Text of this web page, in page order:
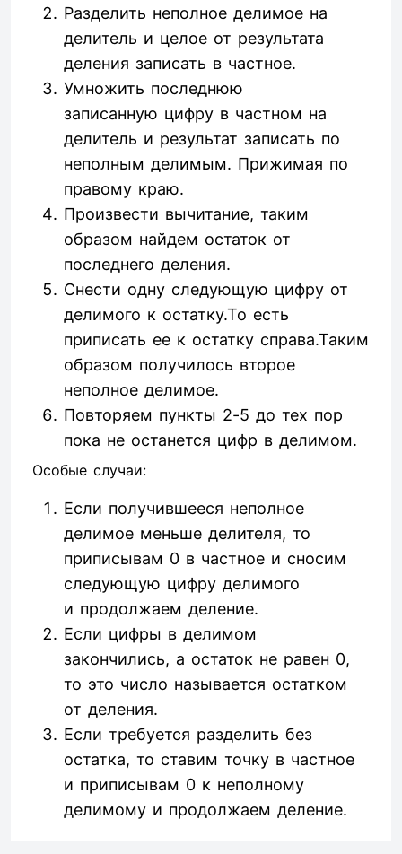
Разделить неполное делимое на
делитель и целое от результата
деления записать в частное.
Умножить последнюю
записанную цифру в частном на
делитель и результат записать по
неполным делимым. Прижимая по
правому краю.
Произвести вычитание, таким
образом найдем остаток от
последнего деления.
Снести одну следующую цифру от
делимого к остатку.То есть
приписать ее к остатку справа.Таким
образом получилось второе
неполное делимое.
Повторяем пункты 2-5 до тех пор
пока не останется цифр в делимом.
Особые случаи:
Если получившееся неполное
делимое меньше делителя, то
приписывам 0 в частное и сносим
следующую цифру делимого
и продолжаем деление.
Если цифры в делимом
закончились, а остаток не равен 0,
то это число называется остатком
от деления.
Если требуется разделить без
остатка, то ставим точку в частное
и приписывам 0 к неполному
делимому и продолжаем деление.